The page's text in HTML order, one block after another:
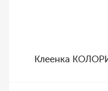
Клеенка